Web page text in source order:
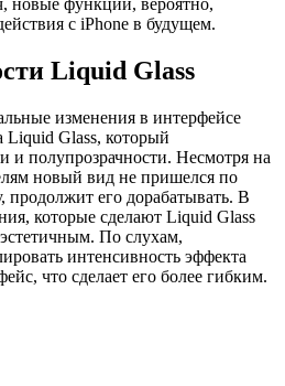
новые функции, вероятно,
с iPhone в будущем.
Liquid Glass
изменения в интерфейсе
Glass, который
и полупрозрачности. Несмотря на
новый вид не пришелся по
продолжит его дорабатывать. В
которые сделают Liquid Glass
По слухам,
интенсивность эффекта
что сделает его более гибким.